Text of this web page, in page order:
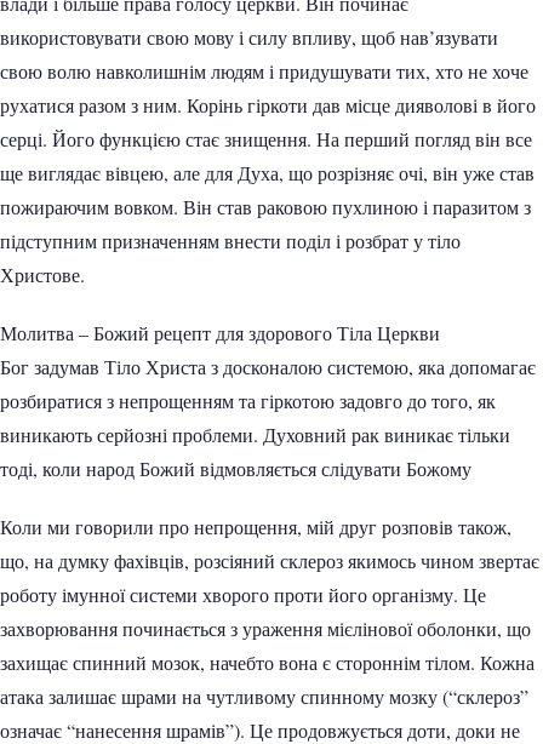
використовувати свою мову і силу впливу, щоб нав’язувати
свою волю навколишнім людям і придушувати тих, хто не хоче
рухатися разом з ним. Корінь гіркоти дав місце дияволові в його
серці. Його функцією стає знищення. На перший погляд він все
ще виглядає вівцею, але для Духа, що розрізняє очі, він уже став
пожираючим вовком. Він став раковою пухлиною і паразитом з
підступним призначенням внести поділ і розбрат у тіло
Христове.
Молитва – Божий рецепт для здорового Тіла Церкви
Бог задумав Тіло Христа з досконалою системою, яка допомагає
розбиратися з непрощенням та гіркотою задовго до того, як
виникають серйозні проблеми. Духовний рак виникає тільки
тоді, коли народ Божий відмовляється слідувати Божому
Коли ми говорили про непрощення, мій друг розповів також,
що, на думку фахівців, розсіяний склероз якимось чином звертає
роботу імунної системи хворого проти його організму. Це
захворювання починається з ураження мієлінової оболонки, що
захищає спинний мозок, начебто вона є стороннім тілом. Кожна
атака залишає шрами на чутливому спинному мозку (“склероз”
означає “нанесення шрамів”). Це продовжується доти, доки не